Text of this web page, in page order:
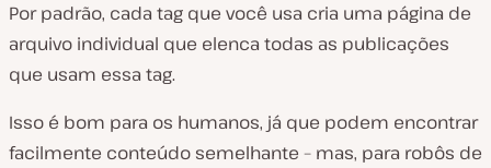
Por padrão, cada tag que você usa cria uma página de
arquivo individual que elenca todas as publicações
que usam essa tag.
Isso é bom para os humanos, já que podem encontrar
facilmente conteúdo semelhante – mas, para robôs de